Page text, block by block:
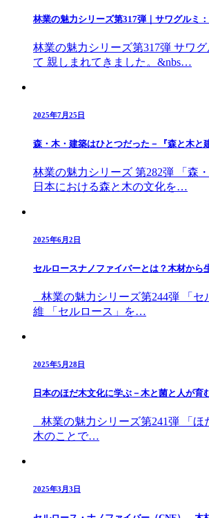
林業の魅力シリーズ第317弾｜サワグルミ
林業の魅力シリーズ第317弾 サワ
て 親しまれてきました。&nbs…
2025年7月25日
森・木・建築はひとつだった－『森と木と
林業の魅力シリーズ 第282弾 「森
日本における森と木の文化を…
2025年6月2日
セルロースナノファイバーとは？木材から
林業の魅力シリーズ第244弾 「
維 「セルロース」を…
2025年5月28日
日本のほだ木文化に学ぶ－木と菌と人が育
林業の魅力シリーズ第241弾 「
木のことで…
2025年3月3日